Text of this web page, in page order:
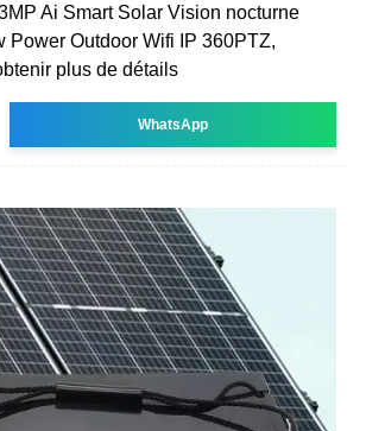
Ai Smart Solar Vision nocturne
Power Outdoor Wifi IP 360PTZ,
plus de détails
WhatsApp